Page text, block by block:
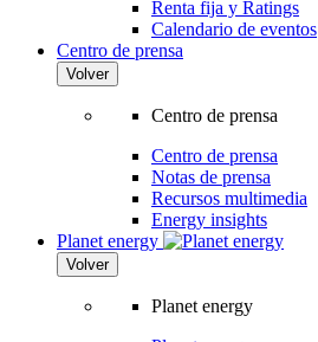
Renta fija y Ratings
Calendario de eventos
Centro de prensa
Volver
Centro de prensa
Centro de prensa
Notas de prensa
Recursos multimedia
Energy insights
Planet energy
Volver
Planet energy